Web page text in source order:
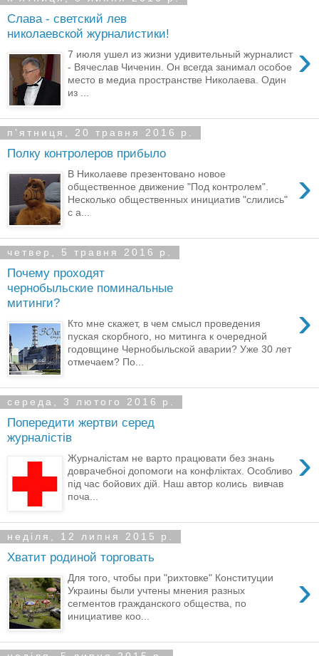
Слава - светский лев
николаевской журналистики!
›
7 июля ушел из жизни удивительный журналист
- Вячеслав Чиченин. Он всегда занимал особое
место в медиа пространстве Николаева. Один
из ...
пʼятниця, 20 травня 2016 р.
Полку контролеров прибыло
›
В Николаеве презентовано новое
общественное движение "Под контролем".
Несколько общественных инициатив "слились"
с а...
четвер, 5 травня 2016 р.
Почему проходят
чернобыльские поминальные
митинги?
›
Кто мне скажет, в чем смысл проведения
пуская скорбного, но митинга к очередной
годовщине Чернобыльской аварии? Уже 30 лет
отмечаем? По...
середа, 3 лютого 2016 р.
Попередити жертви серед
журналістів
›
Журналістам не варто працювати без знань
доврачебноі допомоги на конфліктах. Особливо
під час бойових дій. Наш автор колись вивчав
поча...
неділя, 12 липня 2015 р.
Хватит родиной торговать
›
Для того, чтобы при "рихтовке" Конституции
Украины были учтены мнения разных
сегментов гражданского общества, по
инициативе коо...